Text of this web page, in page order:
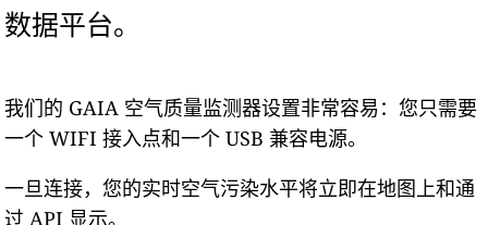
数据平台。
我们的 GAIA 空气质量监测器设置非常容易：您只需要
一个 WIFI 接入点和一个 USB 兼容电源。
一旦连接，您的实时空气污染水平将立即在地图上和通
过 API 显示。